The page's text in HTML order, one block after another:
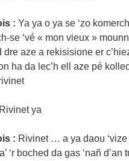
: Ya ya o ya se ‘zo
se ‘vé « mon vieux »
dre aze a rekisisione er
ha da lec’h ell aze pé
Rivinet ya
: Rivinet … a ya daou
‘r boched da gas ‘nañ